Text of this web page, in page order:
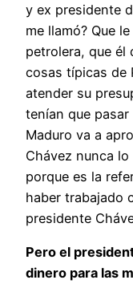
y ex presidente
me llamó? Que
petrolera, que él
cosas típicas de
atender su
tenían que
Maduro va a
Chávez nunca
porque es la
haber trabajado
presidente
Pero el
dinero para las